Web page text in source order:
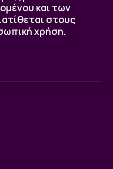
και των
στους
χρήση.